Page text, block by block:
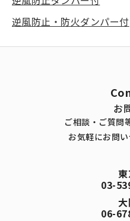
逆風防止・防火ダンパー付
お
ご相談・ご質問
お気軽にお問い
03-
06-